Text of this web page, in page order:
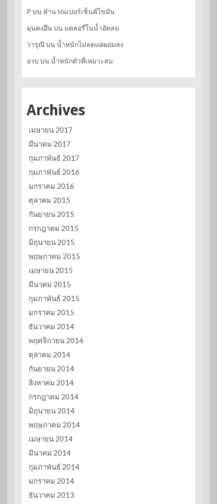
P บน คำนวณเปอร์เซ็นต์ไขมัน
มุนดงอึน บน แคลอรี่ในน้ำอัดลม
วารุณีบน น้ำหนักไม่ลดแต่ผอมลง
อวบ บน น้ำหนักตัวที่เหมาะสม
Archives
เมษายน 2017
มีนาคม 2017
กุมภาพันธ์ 2017
กุมภาพันธ์ 2016
มกราคม 2016
ตุลาคม 2015
กันยายน 2015
กรกฎาคม 2015
มิถุนายน 2015
พฤษภาคม 2015
เมษายน 2015
มีนาคม 2015
กุมภาพันธ์ 2015
มกราคม 2015
ธันวาคม 2014
พฤศจิกายน 2014
ตุลาคม 2014
กันยายน 2014
สิงหาคม 2014
กรกฎาคม 2014
มิถุนายน 2014
พฤษภาคม 2014
เมษายน 2014
มีนาคม 2014
กุมภาพันธ์ 2014
มกราคม 2014
ธันวาคม 2013